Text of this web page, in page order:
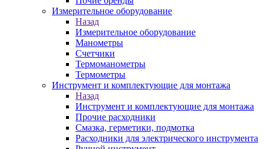
Измерительное оборудование
Назад
Измерительное оборудование
Манометры
Счетчики
Термоманометры
Термометры
Инструмент и комплектующие для монтажа
Назад
Инструмент и комплектующие для монтажа
Прочие расходники
Смазка, герметики, подмотка
Расходники для электрического инструмента